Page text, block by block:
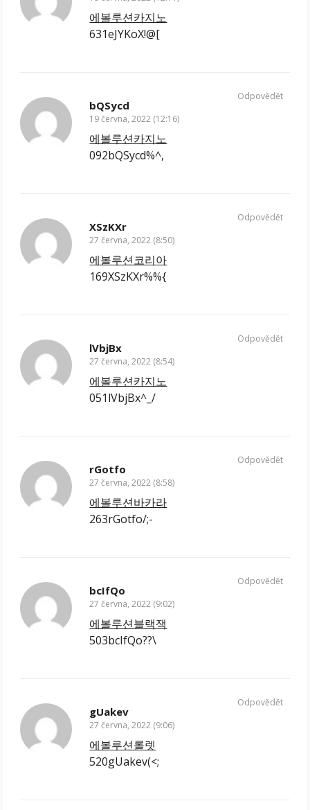
에볼루션카지노
631eJYKoX!@[
bQSycd
19 června, 2022 (12:16)
에볼루션카지노
092bQSycd%^,
Odpovědět
XSzKXr
27 června, 2022 (8:50)
에볼루션코리아
169XSzKXr%%{
Odpovědět
lVbjBx
27 června, 2022 (8:54)
에볼루션카지노
051lVbjBx^_/
Odpovědět
rGotfo
27 června, 2022 (8:58)
에볼루션바카라
263rGotfo/;-
Odpovědět
bcIfQo
27 června, 2022 (9:02)
에볼루션블랙잭
503bcIfQo??\
Odpovědět
gUakev
27 června, 2022 (9:06)
에볼루션롤렛
520gUakev(<;
Odpovědět